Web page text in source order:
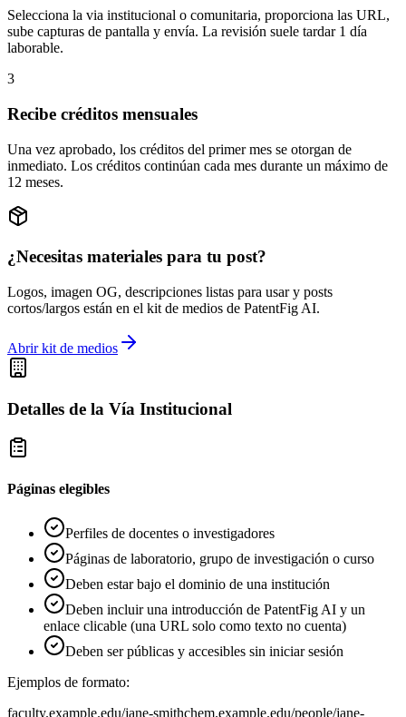
Selecciona la via institucional o comunitaria, proporciona las URL,
sube capturas de pantalla y envía. La revisión suele tardar 1 día
laborable.
3
Recibe créditos mensuales
Una vez aprobado, los créditos del primer mes se otorgan de
inmediato. Los créditos continúan cada mes durante un máximo de
12 meses.
¿Necesitas materiales para tu post?
Logos, imagen OG, descripciones listas para usar y posts
cortos/largos están en el kit de medios de PatentFig AI.
Abrir kit de medios
Detalles de la Vía Institucional
Páginas elegibles
Perfiles de docentes o investigadores
Páginas de laboratorio, grupo de investigación o curso
Deben estar bajo el dominio de una institución
Deben incluir una introducción de PatentFig AI y un
enlace clicable (una URL solo como texto no cuenta)
Deben ser públicas y accesibles sin iniciar sesión
Ejemplos de formato:
faculty.example.edu/jane-smithchem.example.edu/people/jane-